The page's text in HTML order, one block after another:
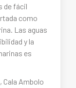
de fácil
como
Las aguas
y la
es
Cala Ambolo